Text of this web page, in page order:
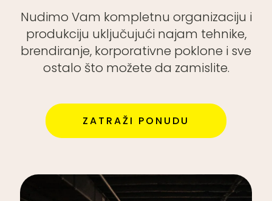
Nudimo Vam kompletnu organizaciju i
produkciju uključujući najam tehnike,
brendiranje, korporativne poklone i sve
ostalo što možete da zamislite.
ZATRAŽI PONUDU